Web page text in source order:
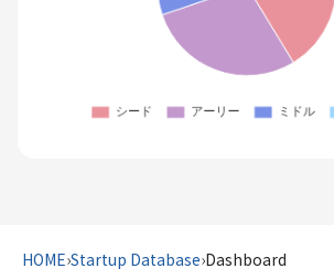
HOME›Startup Database›Dashboard